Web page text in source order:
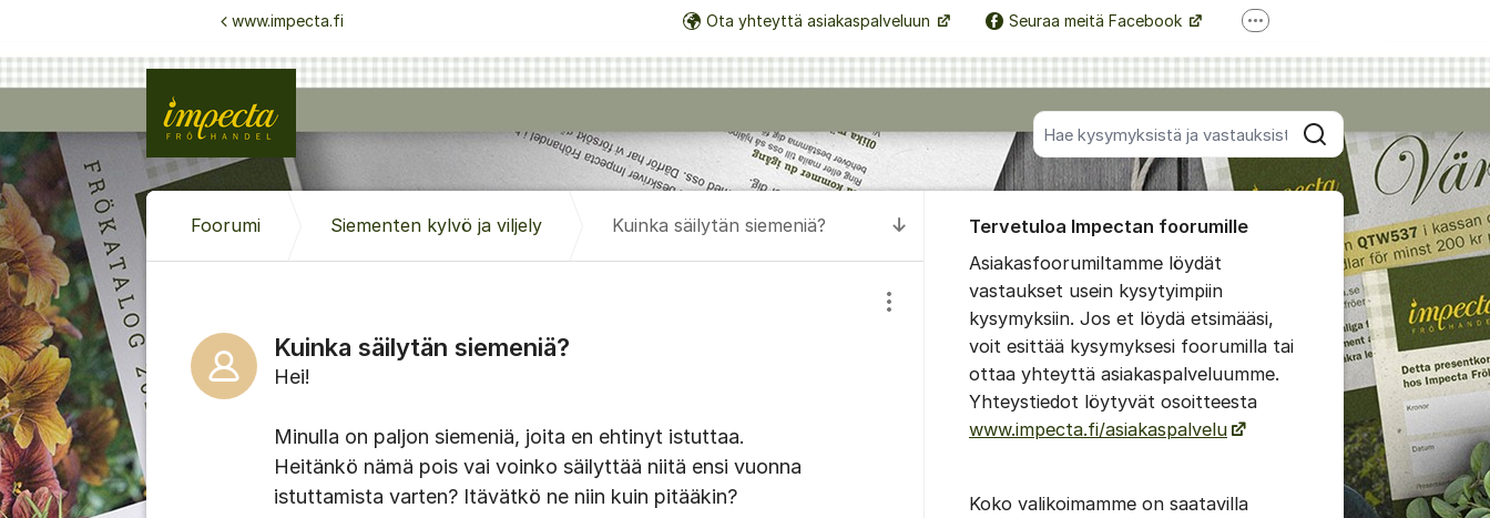
Hae kaikista viesteistä
Hae
www.impecta.fi Ota yhteyttä asiakaspalveluun Seuraa meitä Facebook
Seuraa meitä Instagram
Lisää tukilinkkejä
Siirry uusimpaan kommenttiin
Foorumi Siementen kylvö ja viljely Kuinka säilytän siemeniä?
Kuinka säilytän siemeniä?
Näytä/piilota viestien/kommenttien asetukset
Hei!
Minulla on paljon siemeniä, joita en ehtinyt istuttaa.
Heitänkö nämä pois vai voinko säilyttää niitä ensi vuonna
istuttamista varten? Itävätkö ne niin kuin pitääkin?
Tervetuloa Impectan foorumille
Asiakasfoorumiltamme löydät
vastaukset usein kysytyimpiin
kysymyksiin. Jos et löydä etsimääsi,
voit esittää kysymyksesi foorumilla tai
ottaa yhteyttä asiakaspalveluumme.
Yhteystiedot löytyvät osoitteesta
www.impecta.fi/asiakaspalvelu
Koko valikoimamme on saatavilla